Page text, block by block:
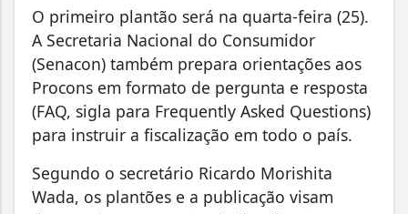
O primeiro plantão será na quarta-feira (25).
A Secretaria Nacional do Consumidor
(Senacon) também prepara orientações aos
Procons em formato de pergunta e resposta
(FAQ, sigla para Frequently Asked Questions)
para instruir a fiscalização em todo o país.
Segundo o secretário Ricardo Morishita
Wada, os plantões e a publicação visam